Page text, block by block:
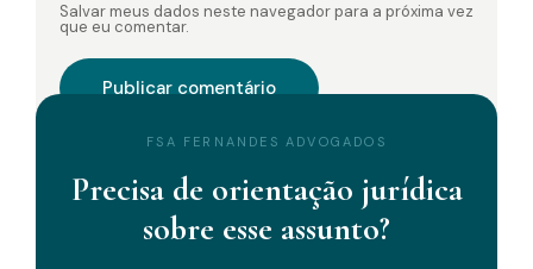
Salvar meus dados neste navegador para a próxima vez
que eu comentar.
FSA FERNANDES ADVOGADOS
Precisa de orientação jurídica
sobre esse assunto?